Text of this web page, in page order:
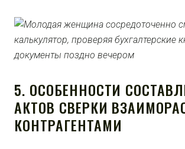
5. ОСОБЕННОСТИ
АКТОВ СВЕРКИ
КОНТРАГЕНТАМИ